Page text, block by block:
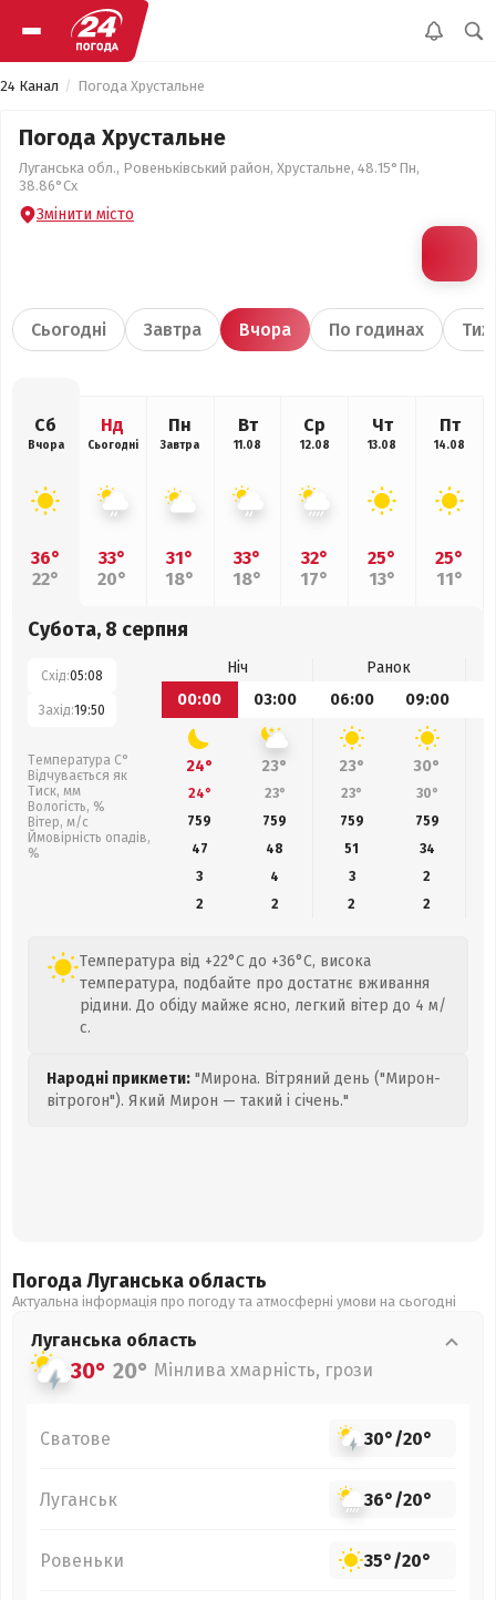
24 Канал Погода Хрустальне
Погода Хрустальне
Луганська обл., Ровеньківський район, Хрустальне, 48.15°Пн,
38.86°Сх
Змінити місто
Сьогодні Завтра Вчора По годинах
Сб
Вчора
36°
22°
Нд
Сьогодні
33°
20°
Пн
Завтра
31°
18°
Вт
11.08
33°
18°
Ср
12.08
32°
17°
Чт
13.08
25°
13°
Пт
14.08
25°
11°
Субота, 8 серпня
Схід:05:08
Захід:19:50
Температура С°
Відчувається як
Тиск, мм
Вологість, %
Вітер, м/с
Ймовірність опадів,
%
Ніч
Ранок
00:00
03:00 06:00 09:00
24° 23° 23° 30°
24° 23° 23° 30°
759
759 759 759
47
48 51 34
3
4 3
2
2
2 2 2
Температура від +22°C до +36°C, висока
температура, подбайте про достатнє вживання
рідини. До обіду майже ясно, легкий вітер до 4 м/
с.
Народні прикмети: "Мирона. Вітряний день ("Мирон-
вітрогон"). Який Мирон — такий і січень."
Погода Луганська область
Актуальна інформація про погоду та атмосферні умови на сьогодні
Луганська область
30° 20° Мінлива хмарність, грози
Сватове 30°/20°
Луганськ 36°/20°
Ровеньки 35°/20°